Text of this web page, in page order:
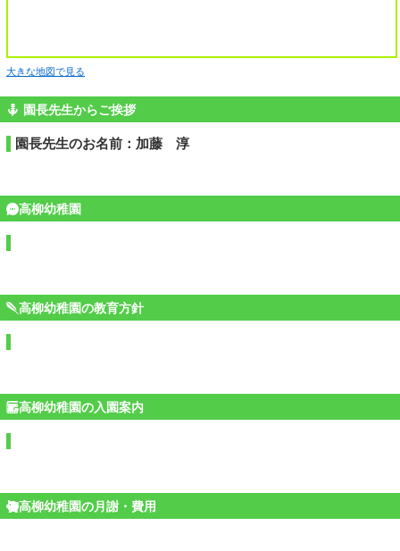
大きな地図で見る
園長先生からご挨拶
園長先生のお名前：加藤 淳
高柳幼稚園
高柳幼稚園の教育方針
高柳幼稚園の入園案内
高柳幼稚園の月謝・費用